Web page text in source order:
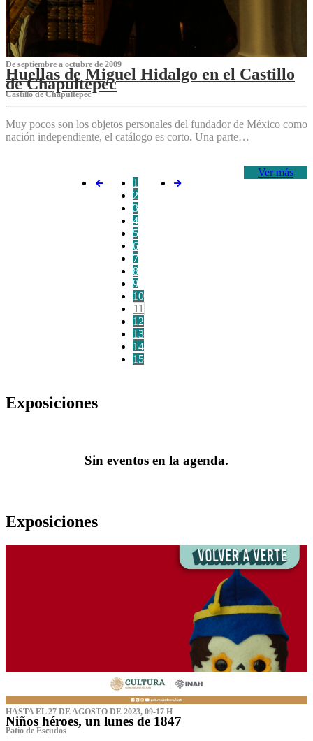
De septiembre a octubre de 2009
Huellas de Miguel Hidalgo en el Castillo
de Chapultepec
Castillo de Chapultepec
Muy pocos son los objetos personales del fundador de México como
nación independiente, el catálogo es corto. Una parte…
Ver más
1
2
3
4
5
6
7
8
9
10
11
12
13
14
15
Exposiciones
Sin eventos en la agenda.
Exposiciones
HASTA EL 27 DE AGOSTO DE 2023, 09-17 H
Niños héroes, un lunes de 1847
Patio de Escudos